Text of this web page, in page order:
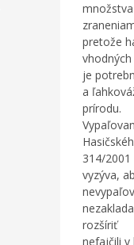
pretože
je
a
prírodu.
314/
vyzýva,
rozšíriť
nefajčili v